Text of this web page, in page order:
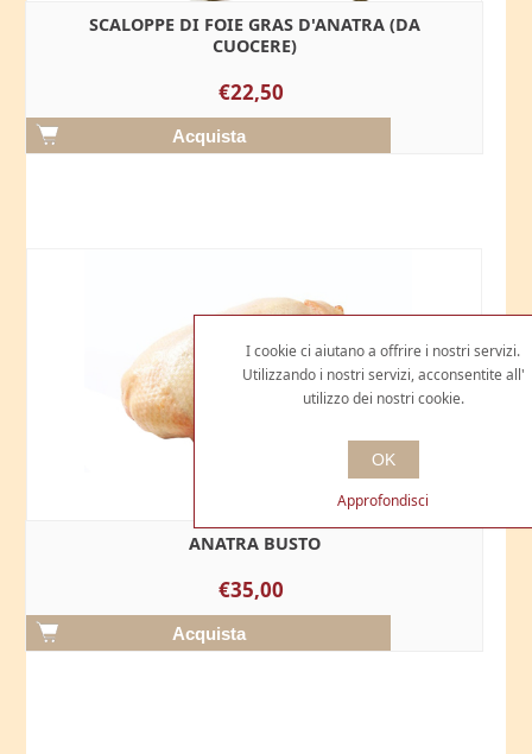
SCALOPPE DI FOIE GRAS D'ANATRA (DA
CUOCERE)
€22,50
ANATRA BUSTO
€35,00
I cookie ci aiutano a offrire i nostri servizi.
Utilizzando i nostri servizi, acconsentite all'
utilizzo dei nostri cookie.
OK
Approfondisci